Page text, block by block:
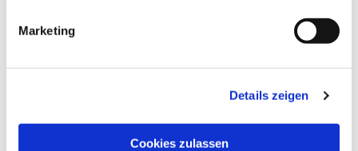
Marketing
Details zeigen
Cookies zulassen